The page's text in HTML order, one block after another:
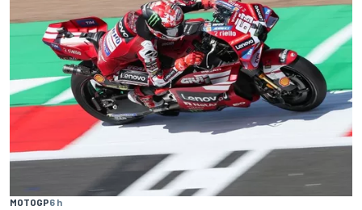
MOTOGP6 h